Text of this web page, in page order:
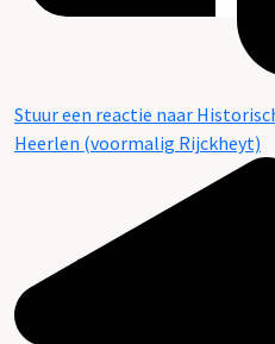
Stuur een reactie naar
Heerlen (voormalig Rijckheyt)